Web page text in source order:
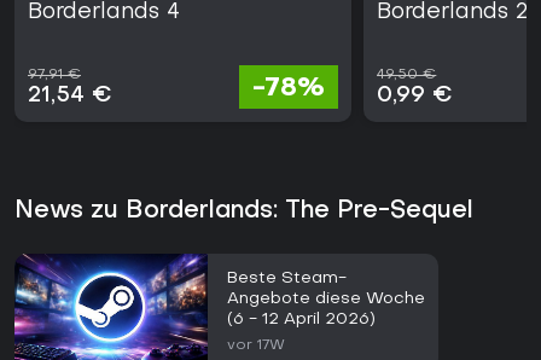
Borderlands 4
97,91 €
21,54 € -78%
Borderlands 2
49,50 €
0,99 €
News zu Borderlands: The Pre-Sequel
Beste Steam-
Angebote diese Woche
(6 - 12 April 2026)
vor 17W